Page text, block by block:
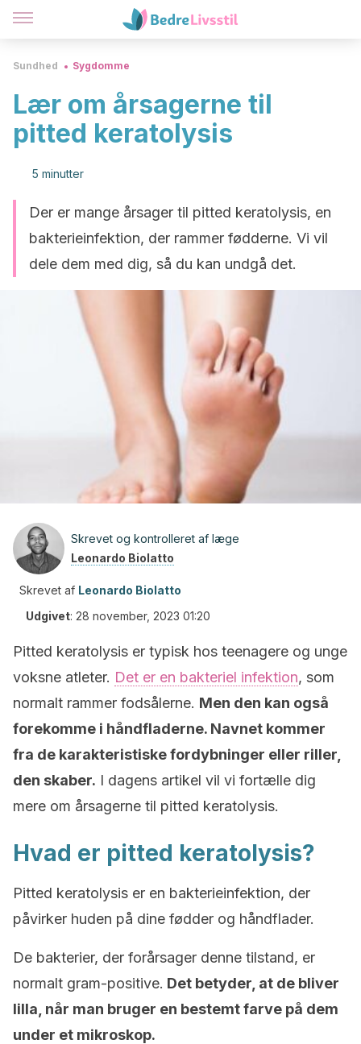
Sundhed Sygdomme
Lær om årsagerne til
pitted keratolysis
5 minutter
Der er mange årsager til pitted keratolysis, en
bakterieinfektion, der rammer fødderne. Vi vil
dele dem med dig, så du kan undgå det.
Skrevet og kontrolleret af læge
Leonardo Biolatto
Skrevet af Leonardo Biolatto
Udgivet: 28 november, 2023 01:20
Pitted keratolysis er typisk hos teenagere og unge
voksne atleter. Det er en bakteriel infektion, som
normalt rammer fodsålerne. Men den kan også
forekomme i håndfladerne. Navnet kommer
fra de karakteristiske fordybninger eller riller,
den skaber. I dagens artikel vil vi fortælle dig
mere om årsagerne til pitted keratolysis.
Hvad er pitted keratolysis?
Pitted keratolysis er en bakterieinfektion, der
påvirker huden på dine fødder og håndflader.
De bakterier, der forårsager denne tilstand, er
normalt gram-positive. Det betyder, at de bliver
lilla, når man bruger en bestemt farve på dem
under et mikroskop.